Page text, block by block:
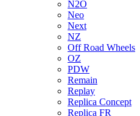
N2O
Neo
Next
NZ
Off Road Wheels
OZ
PDW
Remain
Replay
Replica Concept
Replica FR